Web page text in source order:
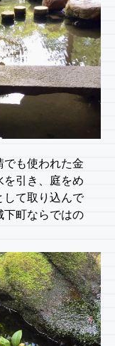
でも使われた金
を引き、庭をめ
して取り込んで
下町ならではの